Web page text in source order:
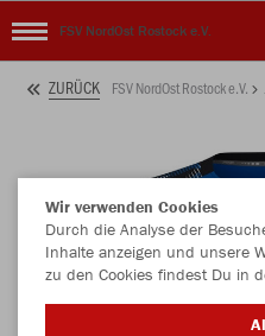
FSV NordOst Rostock e.V.
ZURÜCK FSV NordOst Rostock e.V.
Wir verwenden Cookies
Durch die Analyse der
Inhalte anzeigen und unsere
zu den Cookies findest Du in